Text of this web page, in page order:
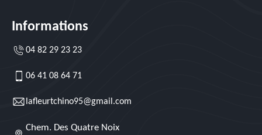
Informations
04 82 29 23 23
06 41 08 64 71
lafleurtchino95@gmail.com
Chem. Des Quatre Noix